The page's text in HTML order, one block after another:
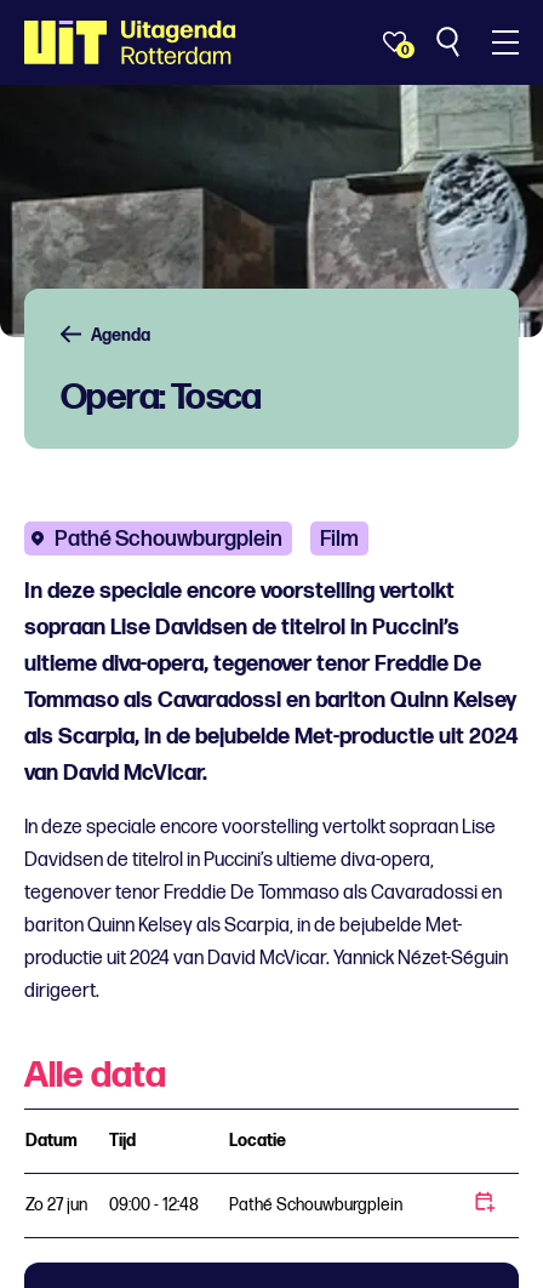
0
Agenda
Opera: Tosca
Pathé Schouwburgplein Film
In deze speciale encore voorstelling vertolkt
sopraan Lise Davidsen de titelrol in Puccini’s
ultieme diva-opera, tegenover tenor Freddie De
Tommaso als Cavaradossi en bariton Quinn Kelsey
als Scarpia, in de bejubelde Met-productie uit 2024
van David McVicar.
In deze speciale encore voorstelling vertolkt sopraan Lise
Davidsen de titelrol in Puccini’s ultieme diva-opera,
tegenover tenor Freddie De Tommaso als Cavaradossi en
bariton Quinn Kelsey als Scarpia, in de bejubelde Met-
productie uit 2024 van David McVicar. Yannick Nézet-Séguin
dirigeert.
Alle data
Datum Tijd Locatie
Zo 27 jun 09:00 - 12:48 Pathé Schouwburgplein